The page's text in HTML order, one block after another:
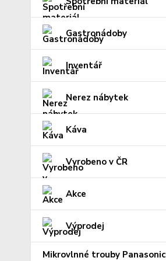
Gastronádoby
Inventář
Nerez nábytek
Káva
Vyrobeno v ČR
Akce
Výprodej
Mikrovlnné trouby Panasonic